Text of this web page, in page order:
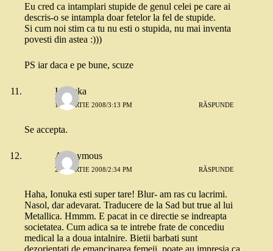
Eu cred ca intamplari stupide de genul celei pe care ai
descris-o se intampla doar fetelor la fel de stupide.
Si cum noi stim ca tu nu esti o stupida, nu mai inventa
povesti din astea :)))
PS iar daca e pe bune, scuze
Ionouka
13 MARTIE 2008/3:13 PM RĂSPUNDE
Se accepta.
Anonymous
29 MARTIE 2008/2:34 PM RĂSPUNDE
Haha, Ionuka esti super tare! Blur- am ras cu lacrimi.
Nasol, dar adevarat. Traducere de la Sad but true al lui
Metallica. Hmmm. E pacat in ce directie se indreapta
societatea. Cum adica sa te intrebe frate de concediu
medical la a doua intalnire. Bietii barbati sunt
dezorientati de emanciparea femeii, poate au impresia ca